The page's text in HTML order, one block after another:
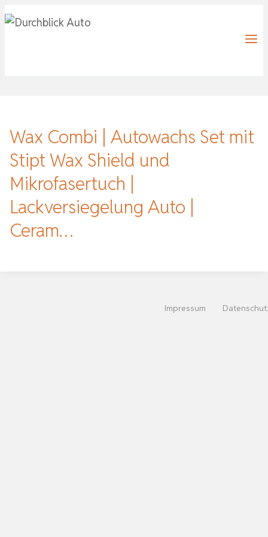
Zum
Inhalt
Wax Combi | Autowachs Set mit
Stipt Wax Shield und
Mikrofasertuch |
Lackversiegelung Auto |
Ceram…
Impressum